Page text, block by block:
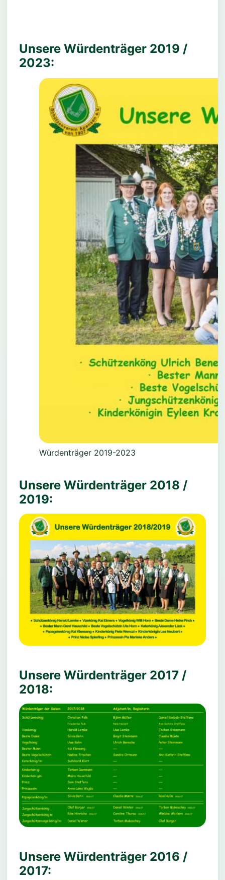
Unsere Würdenträger 2019 /
2023:
Würdenträger 2019-2023
Unsere Würdenträger 2018 /
2019:
Unsere Würdenträger 2017 /
2018:
Unsere Würdenträger 2016 /
2017: